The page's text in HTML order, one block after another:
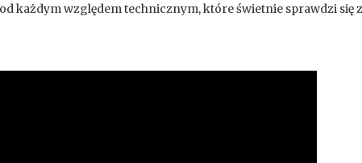
każdym względem technicznym, które świetnie sprawdzi